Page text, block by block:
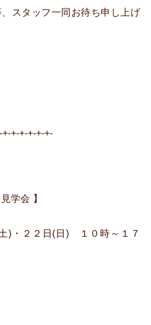
スタッフ一同お待ち申し上げ
+-+-+-+-+-
学会 】
)・２２日(日) １０時～１７